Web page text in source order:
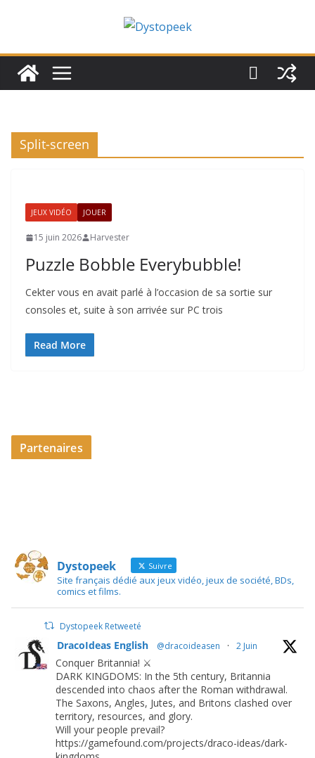
Split-screen
JEUX VIDÉO JOUER
15 juin 2026 Harvester
Puzzle Bobble Everybubble!
Cekter vous en avait parlé à l’occasion de sa sortie sur
consoles et, suite à son arrivée sur PC trois
Read More
Partenaires
Dystopeek Suivre
Site français dédié aux jeux vidéo, jeux de société, BDs,
comics et films.
Dystopeek Retweeté
DracoIdeas English @dracoideasen · 2 Juin
Conquer Britannia! ⚔️
DARK KINGDOMS: In the 5th century, Britannia
descended into chaos after the Roman withdrawal.
The Saxons, Angles, Jutes, and Britons clashed over
territory, resources, and glory.
Will your people prevail?
https://gamefound.com/projects/draco-ideas/dark-